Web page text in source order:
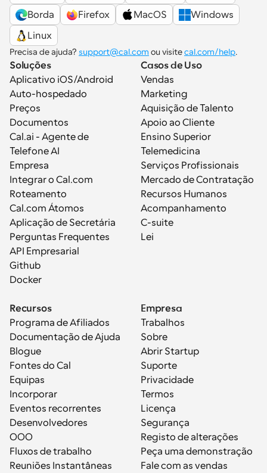
Borda
Firefox MacOS
Windows
Linux
Precisa de ajuda? support@cal.com ou visite cal.com/help.
Soluções
Aplicativo iOS/Android
Auto-hospedado
Preços
Documentos
Cal.ai - Agente de
Telefone AI
Empresa
Integrar o Cal.com
Roteamento
Cal.com Átomos
Aplicação de Secretária
Perguntas Frequentes
API Empresarial
Github
Docker
Casos de Uso
Vendas
Marketing
Aquisição de Talento
Apoio ao Cliente
Ensino Superior
Telemedicina
Serviços Profissionais
Mercado de Contratação
Recursos Humanos
Acompanhamento
C-suite
Lei
Recursos
Programa de Afiliados
Documentação de Ajuda
Blogue
Fontes do Cal
Equipas
Incorporar
Eventos recorrentes
Desenvolvedores
OOO
Fluxos de trabalho
Reuniões Instantâneas
Empresa
Trabalhos
Sobre
Abrir Startup
Suporte
Privacidade
Termos
Licença
Segurança
Registo de alterações
Peça uma demonstração
Fale com as vendas